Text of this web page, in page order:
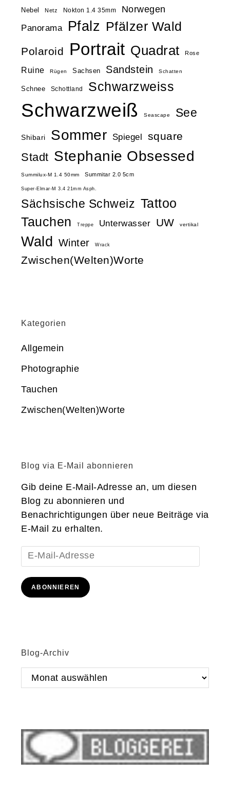
Nebel Netz Nokton 1.4 35mm Norwegen
Panorama Pfalz Pfälzer Wald
Polaroid Portrait Quadrat Rose
Ruine Rügen Sachsen Sandstein Schatten
Schnee Schottland Schwarzweiss
Schwarzweiß Seascape See
Shibari Sommer Spiegel square
Stadt Stephanie Obsessed
Summilux-M 1.4 50mm Summitar 2.0 5cm
Super-Elmar-M 3.4 21mm Asph.
Sächsische Schweiz Tattoo
Tauchen
Treppe Unterwasser UW vertikal
Wald Winter Wrack
Zwischen(Welten)Worte
Kategorien
Allgemein
Photographie
Tauchen
Zwischen(Welten)Worte
Blog via E-Mail abonnieren
Gib deine E-Mail-Adresse an, um diesen
Blog zu abonnieren und
Benachrichtigungen über neue Beiträge via
E-Mail zu erhalten.
E-
Mail-
Adresse
ABONNIEREN
Blog-Archiv
Blog-
Archiv